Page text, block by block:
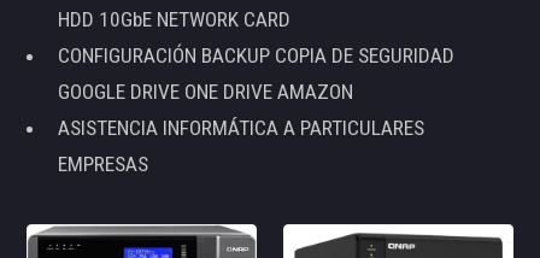
HDD 10GbE NETWORK CARD
CONFIGURACIÓN BACKUP COPIA DE SEGURIDAD
GOOGLE DRIVE ONE DRIVE AMAZON
ASISTENCIA INFORMÁTICA A PARTICULARES
EMPRESAS